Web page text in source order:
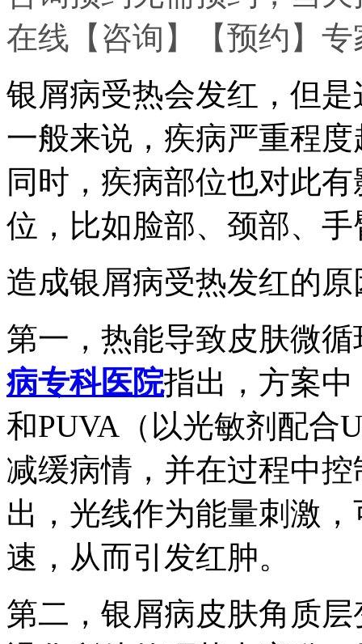
在线 【咨询】 【预约】 专
银屑病受热会发红，但
一般来说，疾病严重程
同时，疾病部位也对此
位，比如脸部、颈部、
造成银屑病受热发红的
第一，热能导致皮肤微
病专科医院指出，方案
和PUVA（以光敏剂配合
减缓病情，并在过程中
出，光线作为能量刺激
速，从而引发红肿。
第二，银屑病皮肤角质